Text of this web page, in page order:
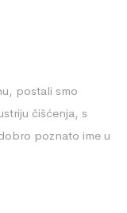
postali smo
čišćenja, s
poznato ime u